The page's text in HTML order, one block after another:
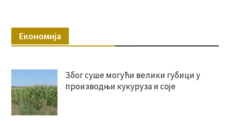
Економија
Због суше могући велики губици у
производњи кукуруза и соје